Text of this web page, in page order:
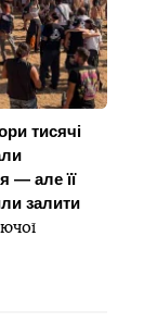
тисячі
— але її
залити